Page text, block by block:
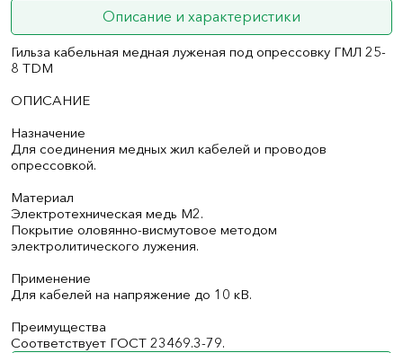
Описание и характеристики
Гильза кабельная медная луженая под опрессовку ГМЛ 25-
8 TDM
ОПИСАНИЕ
Назначение
Для соединения медных жил кабелей и проводов
опрессовкой.
Материал
Электротехническая медь М2.
Покрытие оловянно-висмутовое методом
электролитического лужения.
Применение
Для кабелей на напряжение до 10 кВ.
Преимущества
Соответствует ГОСТ 23469.3-79.